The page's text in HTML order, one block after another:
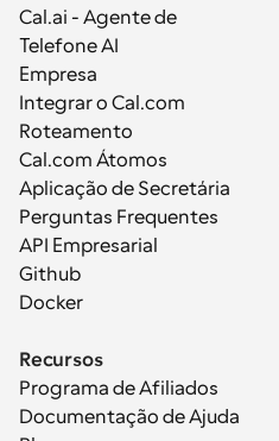
Cal.ai - Agente de
Telefone AI
Empresa
Integrar o Cal.com
Roteamento
Cal.com Átomos
Aplicação de Secretária
Perguntas Frequentes
API Empresarial
Github
Docker
Recursos
Programa de Afiliados
Documentação de Ajuda